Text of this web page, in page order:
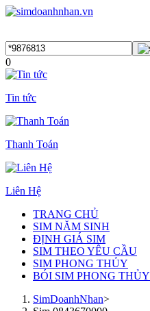
0
Tin tức
Thanh Toán
Liên Hệ
TRANG CHỦ
SIM NĂM SINH
ĐỊNH GIÁ SIM
SIM THEO YÊU CẦU
SIM PHONG THỦY
BÓI SIM PHONG THỦY
SimDoanhNhan>